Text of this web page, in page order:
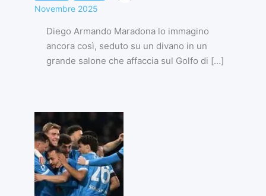
Novembre 2025
Diego Armando Maradona lo immagino
ancora così, seduto su un divano in un
grande salone che affaccia sul Golfo di […]